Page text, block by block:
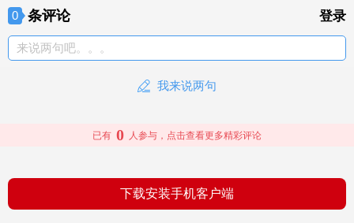
0 条评论 登录
来说两句吧。。。
我来说两句
已有 0 人参与，点击查看更多精彩评论
下载安装手机客户端